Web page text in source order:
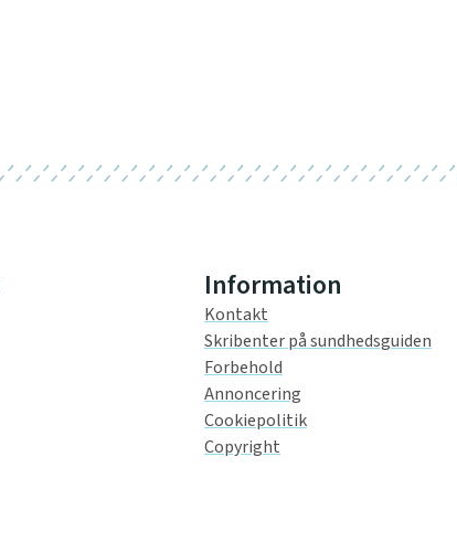
Information
Kontakt
Skribenter på sundhedsguiden
Forbehold
Annoncering
Cookiepolitik
Copyright